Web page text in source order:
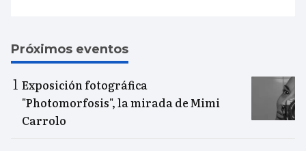
Próximos eventos
Exposición fotográfica
"Photomorfosis", la mirada de Mimi
Carrolo